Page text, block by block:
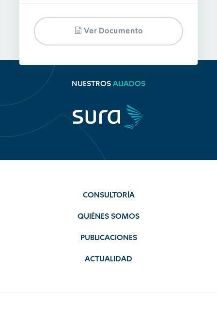
Ver Documento
NUESTROS ALIADOS
CONSULTORÍA
QUIÉNES SOMOS
PUBLICACIONES
ACTUALIDAD